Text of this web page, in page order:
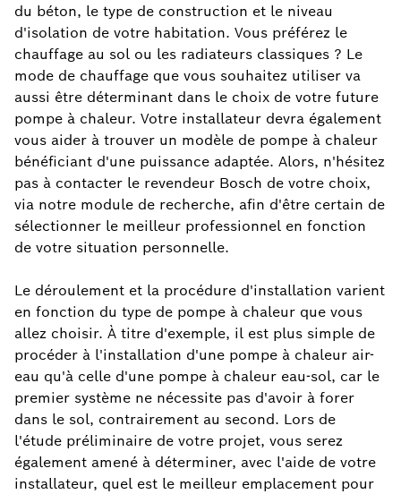
du béton, le type de construction et le niveau
d'isolation de votre habitation. Vous préférez le
chauffage au sol ou les radiateurs classiques ? Le
mode de chauffage que vous souhaitez utiliser va
aussi être déterminant dans le choix de votre future
pompe à chaleur. Votre installateur devra également
vous aider à trouver un modèle de pompe à chaleur
bénéficiant d'une puissance adaptée. Alors, n'hésitez
pas à contacter le revendeur Bosch de votre choix,
via notre module de recherche, afin d'être certain de
sélectionner le meilleur professionnel en fonction
de votre situation personnelle.
Le déroulement et la procédure d'installation varient
en fonction du type de pompe à chaleur que vous
allez choisir. À titre d'exemple, il est plus simple de
procéder à l'installation d'une pompe à chaleur air-
eau qu'à celle d'une pompe à chaleur eau-sol, car le
premier système ne nécessite pas d'avoir à forer
dans le sol, contrairement au second. Lors de
l'étude préliminaire de votre projet, vous serez
également amené à déterminer, avec l'aide de votre
installateur, quel est le meilleur emplacement pour